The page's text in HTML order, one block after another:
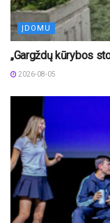
ĮDOMU
„Gargždų kūrybos
2026-08-05